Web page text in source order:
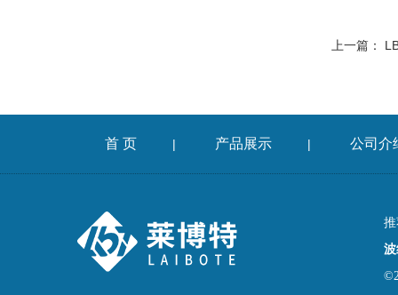
上一篇：
首 页 | 产品展示 | 公司介